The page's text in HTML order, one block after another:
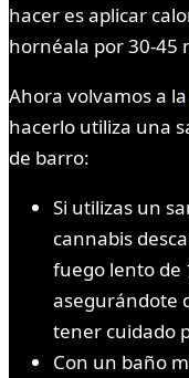
hacer es aplicar
hornéala por 30-45
Ahora volvamos a la
hacerlo utiliza una
de barro:
Si utilizas un
cannabis
fuego lento de
asegurándote
tener cuidado
Con un baño